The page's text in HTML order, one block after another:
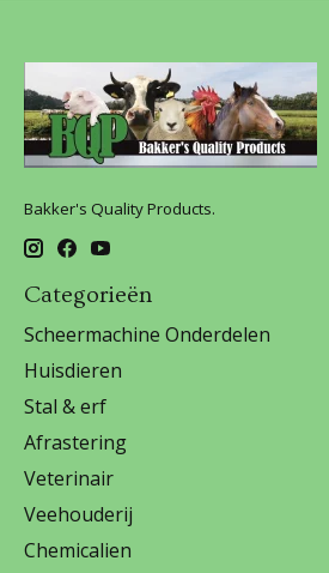
Bakker's Quality Products.
Categorieën
Scheermachine Onderdelen
Huisdieren
Stal & erf
Afrastering
Veterinair
Veehouderij
Chemicalien